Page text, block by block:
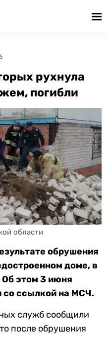
рухнула
погибли
области
обрушения
доме, в
этом 3 июня
со ссылкой на МСЧ.
служб сообщили
после обрушения